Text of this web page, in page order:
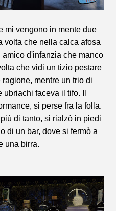
mi vengono in mente due
volta che nella calca afosa
d'infanzia che manco
che vidi un tizio pestare
mentre un trio di
faceva il tifo. Il
si perse fra la folla.
di tanto, si rialzò in piedi
di un bar, dove si fermò a
una birra.